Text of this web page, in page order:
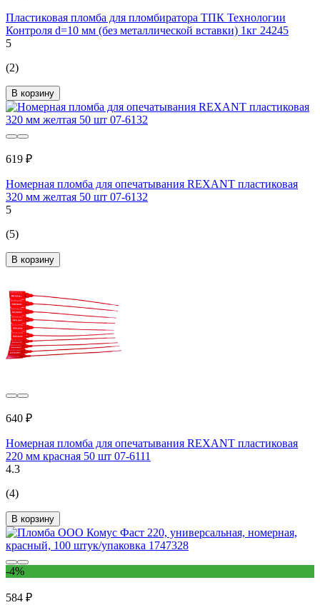
Пластиковая пломба для пломбиратора ТПК Технологии
Контроля d=10 мм (без металлической вставки) 1кг 24245
5
(2)
В корзину
619 ₽
Номерная пломба для опечатывания REXANT пластиковая
320 мм желтая 50 шт 07-6132
5
(5)
В корзину
640 ₽
Номерная пломба для опечатывания REXANT пластиковая
220 мм красная 50 шт 07-6111
4.3
(4)
В корзину
-4%
584 ₽